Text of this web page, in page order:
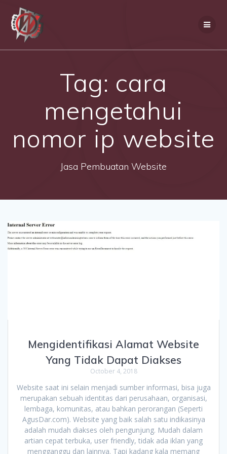
Tag: cara
mengetahui
nomor ip website
Jasa Pembuatan Website
Mengidentifikasi Alamat Website
Yang Tidak Dapat Diakses
October 4, 2018
Website saat ini selain menjadi sumber informasi, bisa juga
merupakan sebuah identitas dari perusahaan, organisasi,
lembaga, komunitas, atau bahkan perorangan (Seperti
AgusDar.com). Website yang baik salah satu indikasinya
adalah mudah diakses oleh pengunjung. Mudah dalam
artian cepat terbuka, user friendly, tidak ada iklan yang
mengganggu dan lainnya. Tapi kadang kala memang